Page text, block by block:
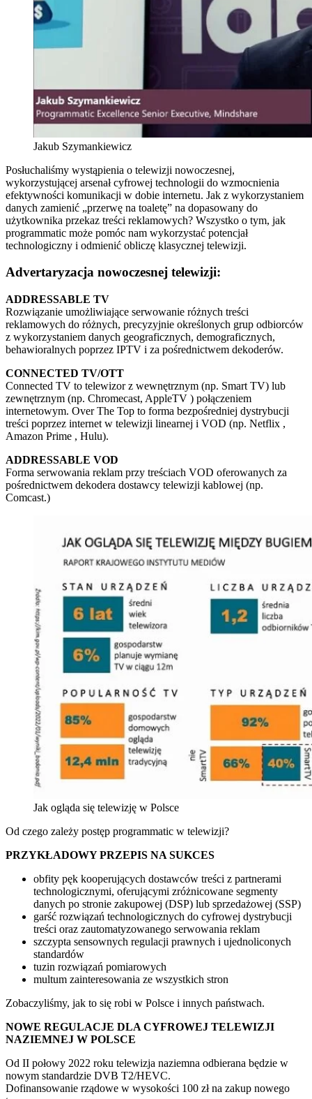
Jakub Szymankiewicz
Posłuchaliśmy wystąpienia o telewizji nowoczesnej,
wykorzystującej arsenał cyfrowej technologii do wzmocnienia
efektywności komunikacji w dobie internetu. Jak z wykorzystaniem
danych zamienić „przerwę na toaletę” na dopasowany do
użytkownika przekaz treści reklamowych? Wszystko o tym, jak
programmatic może pomóc nam wykorzystać potencjał
technologiczny i odmienić obliczę klasycznej telewizji.
Advertaryzacja nowoczesnej telewizji:
ADDRESSABLE TV
Rozwiązanie umożliwiające serwowanie różnych treści
reklamowych do różnych, precyzyjnie określonych grup odbiorców
z wykorzystaniem danych geograficznych, demograficznych,
behawioralnych poprzez IPTV i za pośrednictwem dekoderów.
CONNECTED TV/OTT
Connected TV to telewizor z wewnętrznym (np. Smart TV) lub
zewnętrznym (np. Chromecast, AppleTV ) połączeniem
internetowym. Over The Top to forma bezpośredniej dystrybucji
treści poprzez internet w telewizji linearnej i VOD (np. Netflix ,
Amazon Prime , Hulu).
ADDRESSABLE VOD
Forma serwowania reklam przy treściach VOD oferowanych za
pośrednictwem dekodera dostawcy telewizji kablowej (np.
Comcast.)
Jak ogląda się telewizję w Polsce
Od czego zależy postęp programmatic w telewizji?
PRZYKŁADOWY PRZEPIS NA SUKCES
obfity pęk kooperujących dostawców treści z partnerami
technologicznymi, oferującymi zróżnicowane segmenty
danych po stronie zakupowej (DSP) lub sprzedażowej (SSP)
garść rozwiązań technologicznych do cyfrowej dystrybucji
treści oraz zautomatyzowanego serwowania reklam
szczypta sensownych regulacji prawnych i ujednoliconych
standardów
tuzin rozwiązań pomiarowych
multum zainteresowania ze wszystkich stron
Zobaczyliśmy, jak to się robi w Polsce i innych państwach.
NOWE REGULACJE DLA CYFROWEJ TELEWIZJI
NAZIEMNEJ W POLSCE
Od II połowy 2022 roku telewizja naziemna odbierana będzie w
nowym standardzie DVB T2/HEVC.
Dofinansowanie rządowe w wysokości 100 zł na zakup nowego